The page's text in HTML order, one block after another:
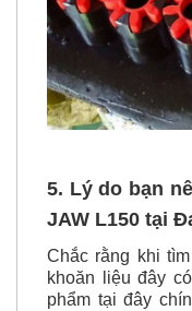
5. Lý do bạn
JAW L150 tại
Chắc rằng khi
khoăn liệu đây
phẩm tại đây